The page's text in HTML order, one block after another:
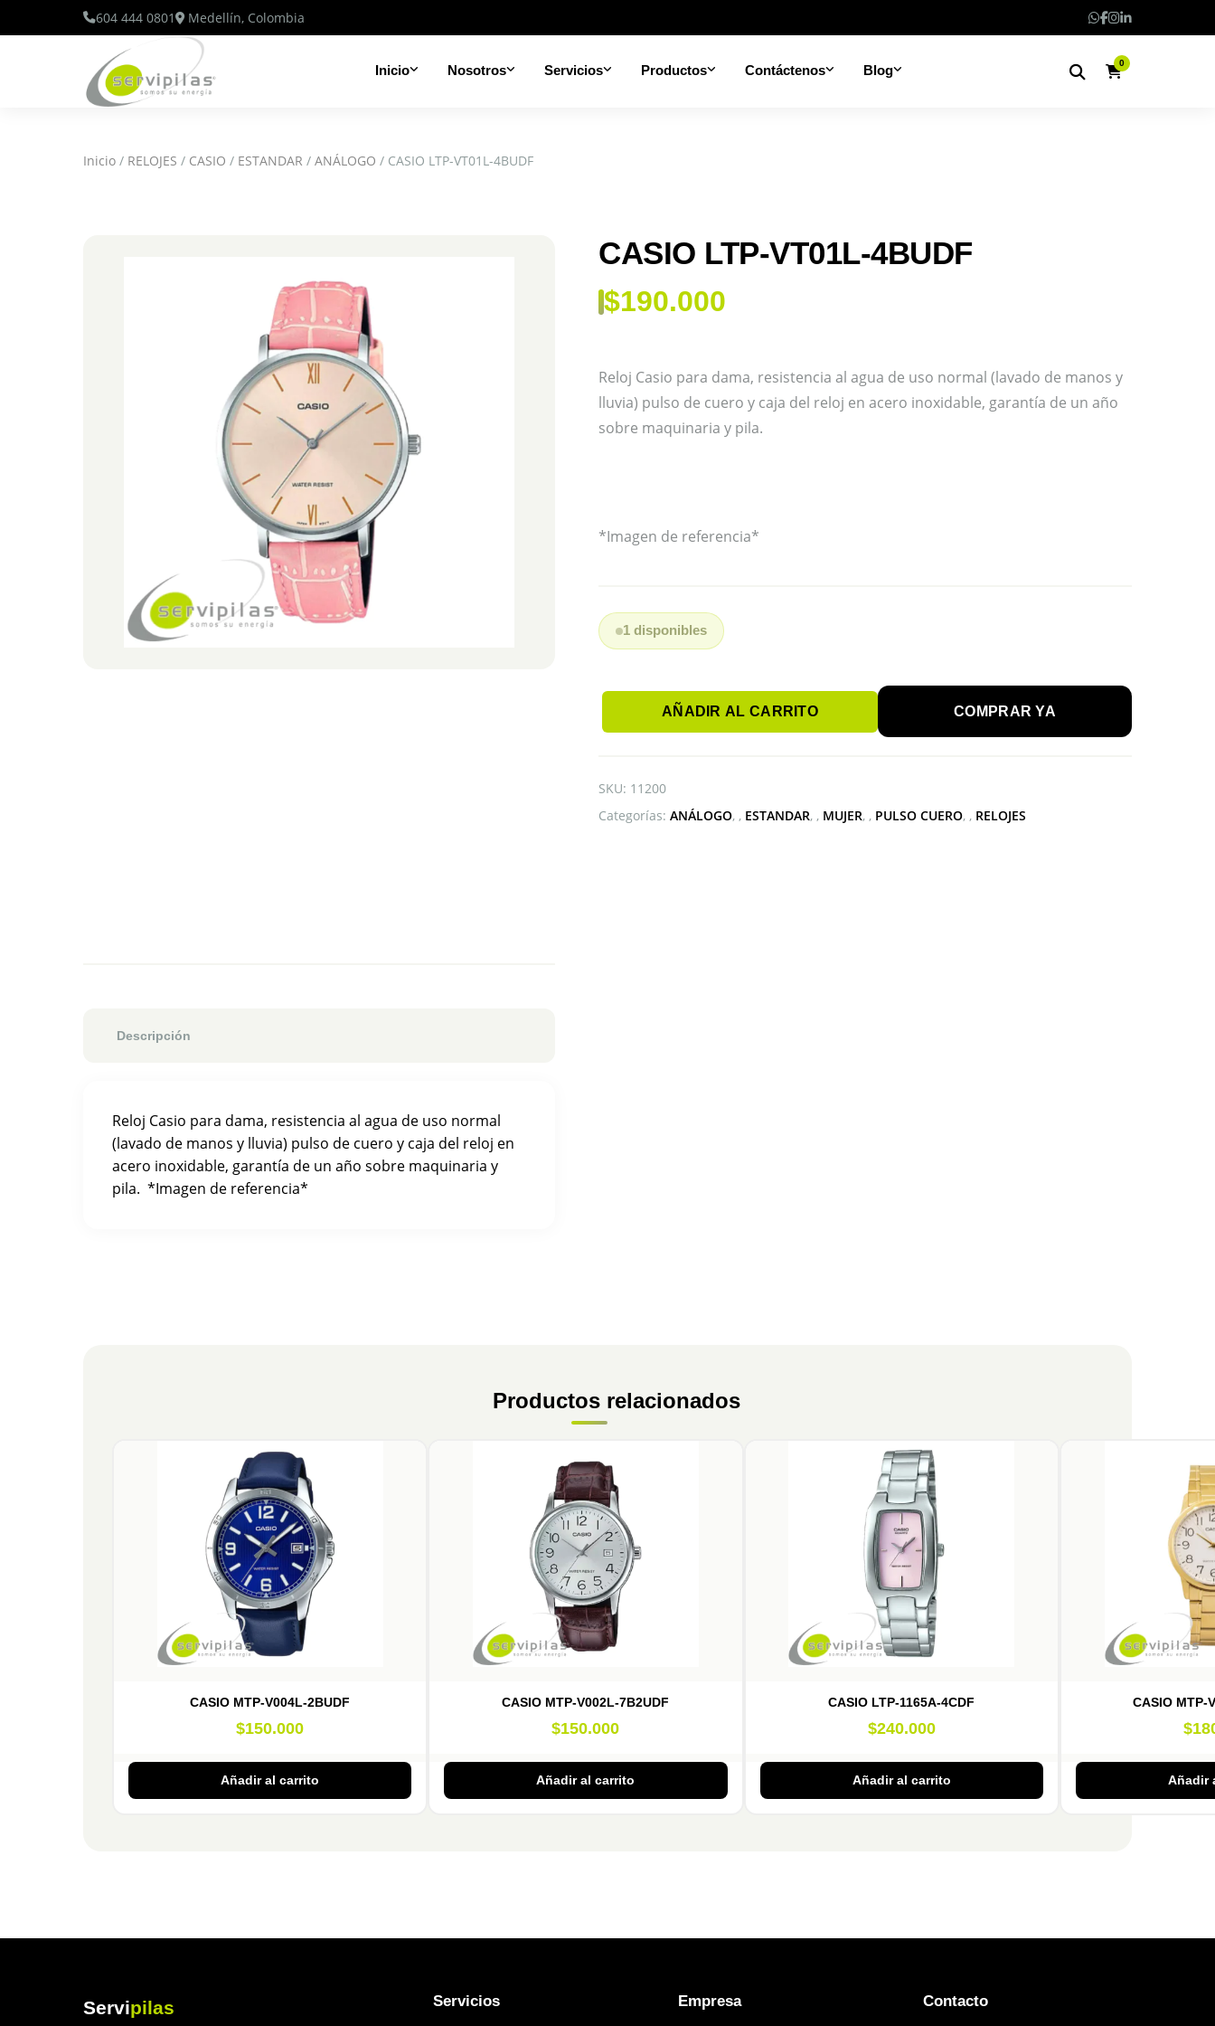
604 444 0801 Medellín, Colombia
Inicio Nosotros Servicios Productos Contáctenos Blog 0
Inicio / RELOJES / CASIO / ESTANDAR / ANÁLOGO / CASIO LTP-VT01L-4BUDF
CASIO LTP-VT01L-4BUDF
$190.000
Reloj Casio para dama, resistencia al agua de uso normal (lavado de manos y
lluvia) pulso de cuero y caja del reloj en acero inoxidable, garantía de un año
sobre maquinaria y pila.
*Imagen de referencia*
1 disponibles
cantidad
AÑADIR AL CARRITO COMPRAR YA
SKU: 11200
Categorías: ANÁLOGO , ESTANDAR , MUJER , PULSO CUERO , RELOJES
Descripción
Reloj Casio para dama, resistencia al agua de uso normal
(lavado de manos y lluvia) pulso de cuero y caja del reloj en
acero inoxidable, garantía de un año sobre maquinaria y
pila. *Imagen de referencia*
Productos relacionados
CASIO MTP-V004L-2BUDF
$150.000
Añadir al carrito
CASIO MTP-V002L-7B2UDF
$150.000
Añadir al carrito
CASIO LTP-1165A-4CDF
$240.000
Añadir al carrito
CASIO MTP-
$
Añadir
Servipilas Servicios Empresa Contacto